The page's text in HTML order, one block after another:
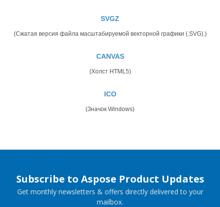
SVGZ
(Сжатая версия файла масштабируемой векторной графики (.SVG).)
CANVAS
(Холст HTML5)
ICO
(Значок Windows)
Subscribe to Aspose Product Updates
Get monthly newsletters & offers directly delivered to your
mailbox.